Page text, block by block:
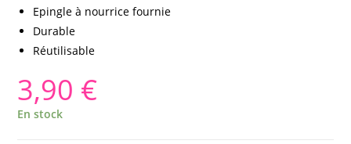
Epingle à nourrice fournie
Durable
Réutilisable
3,90 €
En stock